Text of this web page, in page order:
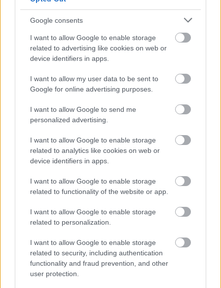
Google consents
I want to allow Google to enable storage
related to advertising like cookies on web or
device identifiers in apps.
I want to allow my user data to be sent to
Google for online advertising purposes.
I want to allow Google to send me
personalized advertising.
I want to allow Google to enable storage
related to analytics like cookies on web or
device identifiers in apps.
I want to allow Google to enable storage
related to functionality of the website or app.
I want to allow Google to enable storage
related to personalization.
I want to allow Google to enable storage
related to security, including authentication
functionality and fraud prevention, and other
user protection.
Elkötelezett konzervatív volt, komolyan politizált a
jelölni, de ő nem vállalta, mondván, Amerika még
nem kész arra, hogy egy mozisztár vezesse. Aztán jó
néhány évvel később oszlopos tagja volt Ronald
Reagan kampányának. Finoman szólva sem szerette
a homoszexuálisokat (nem semmi lehetett a
hangulat A legyőzhetetlen forgatásán, lévén Rock
Hudson erősen ebbe a táborba tartozott, de végül
jól összebarátkoztak - na, nem úgy..), ennél jobban
már csak a Vietnám-ellenes tüntetéseket utálta.
Habár a politikai nézeteit soha nem titkolta,
mégsem osztotta meg a közönségét, annyira eggyé
vált a szerepeivel, hogy ő maga volt Amerika hőse.
Egy korszak férfiideálját testesítette meg a
filmvásznon: bátor, erős, nem beszél sokat, odaüt és
gond, de nekem ez sokkal szimpatikusabb, mint a
mai filmek metroszexuális sztárjai (nagyon nem
bírom elviselni, ha egy pasi sír a filmvásznon,
egyedül Benedict Camberbatch műveli ezt olyan
magas szinten, hogy nem akadok ki tőle). Amúgy
gyakorlatilag saját magát játszotta el: az életben is
ugyanolyan volt, mint a filmjeiben, konzervatív